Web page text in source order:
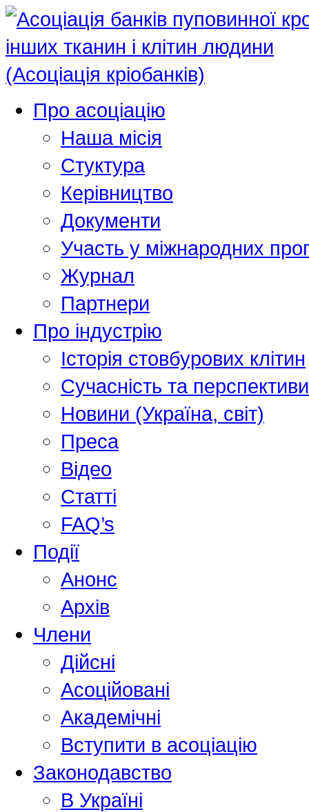
Про асоціацію
Наша місія
Стуктура
Керівництво
Документи
Участь у міжнародних
Журнал
Партнери
Про індустрію
Історія стовбурових клітин
Сучасність та перспективи
Новини (Україна, світ)
Преса
Відео
Статті
FAQ’s
Події
Анонс
Архів
Члени
Дійсні
Асоційовані
Академiчнi
Вступити в асоціацію
Законодавство
В Україні